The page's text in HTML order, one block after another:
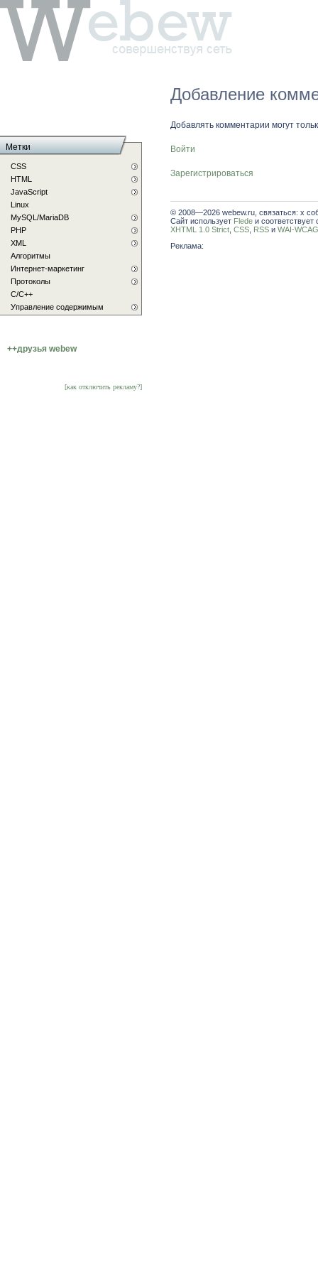
Добавление
Добавлять комментарии могут
Войти
Зарегистрироваться
© 2008—2026 webew.ru, связаться: x
Сайт использует Flede и соответствует
XHTML 1.0 Strict CSS RSS и WAI-
Реклама:
Метки
CSS
HTML
JavaScript
Linux
MySQL/MariaDB
PHP
XML
Алгоритмы
Интернет-маркетинг
Протоколы
С/C++
Управление содержимым
++друзья webew
[как отключить рекламу?]